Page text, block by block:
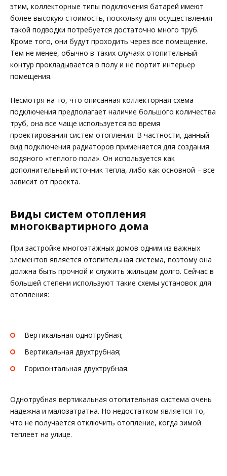
этим, коллекторные типы подключения батарей имеют
более высокую стоимость, поскольку для осуществления
такой подводки потребуется достаточно много труб.
Кроме того, они будут проходить через все помещение.
Тем не менее, обычно в таких случаях отопительный
контур прокладывается в полу и не портит интерьер
помещения.
Несмотря на то, что описанная коллекторная схема
подключения предполагает наличие большого количества
труб, она все чаще используется во время
проектирования систем отопления. В частности, данный
вид подключения радиаторов применяется для создания
водяного «теплого пола». Он используется как
дополнительный источник тепла, либо как основной – все
зависит от проекта.
Виды систем отопления
многоквартирного дома
При застройке многоэтажных домов одним из важных
элементов является отопительная система, поэтому она
должна быть прочной и служить жильцам долго. Сейчас в
большей степени используют такие схемы установок для
отопления:
Вертикальная однотрубная;
Вертикальная двухтрубная;
Горизонтальная двухтрубная.
Однотрубная вертикальная отопительная система очень
надежна и малозатратна. Но недостатком является то,
что не получается отключить отопление, когда зимой
теплеет на улице.